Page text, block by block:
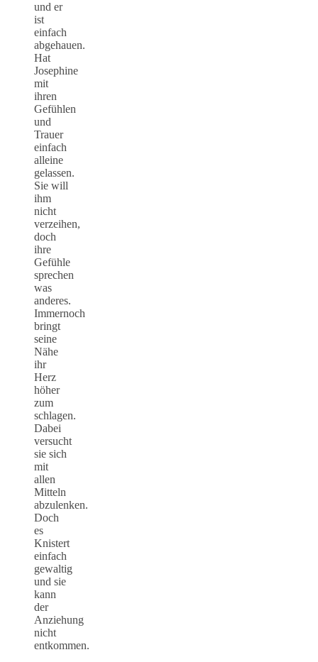
und er
ist
einfach
abgehauen.
Hat
Josephine
mit
ihren
Gefühlen
und
Trauer
einfach
alleine
gelassen.
Sie will
ihm
nicht
verzeihen,
doch
ihre
Gefühle
sprechen
was
anderes.
Immernoch
bringt
seine
Nähe
ihr
Herz
höher
zum
schlagen.
Dabei
versucht
sie sich
mit
allen
Mitteln
abzulenken.
Doch
es
Knistert
einfach
gewaltig
und sie
kann
der
Anziehung
nicht
entkommen.